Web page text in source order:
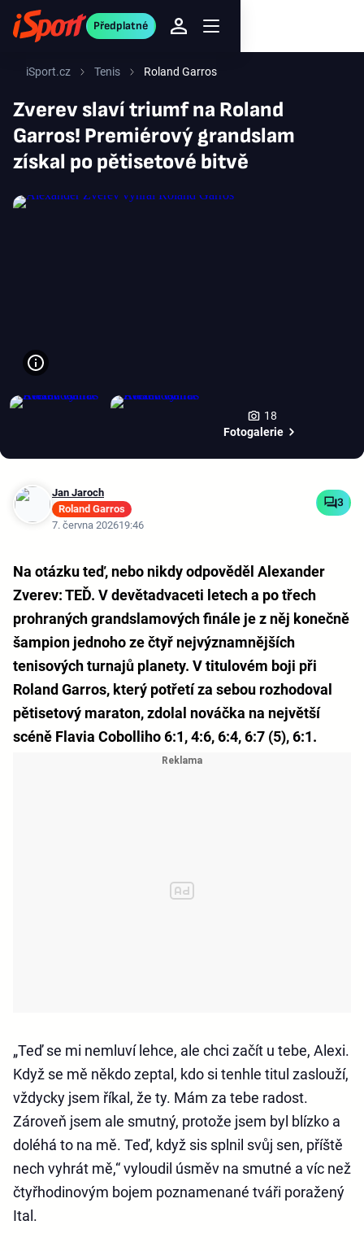
Předplatné
iSport.cz Tenis Roland Garros
Zverev slaví triumf na Roland
Garros! Premiérový grandslam
získal po pětisetové bitvě
18
Fotogalerie
Jan Jaroch
Roland Garros
7. června 202619:46
3
Na otázku teď, nebo nikdy odpověděl Alexander
Zverev: TEĎ. V devětadvaceti letech a po třech
prohraných grandslamových finále je z něj konečně
šampion jednoho ze čtyř nejvýznamnějších
tenisových turnajů planety. V titulovém boji při
Roland Garros, který potřetí za sebou rozhodoval
pětisetový maraton, zdolal nováčka na největší
scéně Flavia Cobolliho 6:1, 4:6, 6:4, 6:7 (5), 6:1.
„Teď se mi nemluví lehce, ale chci začít u tebe, Alexi.
Když se mě někdo zeptal, kdo si tenhle titul zaslouží,
vždycky jsem říkal, že ty. Mám za tebe radost.
Zároveň jsem ale smutný, protože jsem byl blízko a
doléhá to na mě. Teď, když sis splnil svůj sen, příště
nech vyhrát mě,“ vyloudil úsměv na smutné a víc než
čtyřhodinovým bojem poznamenané tváři poražený
Ital.